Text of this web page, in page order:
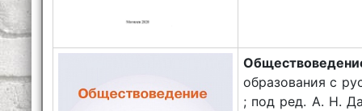
образования с
; под ред. А. Н.